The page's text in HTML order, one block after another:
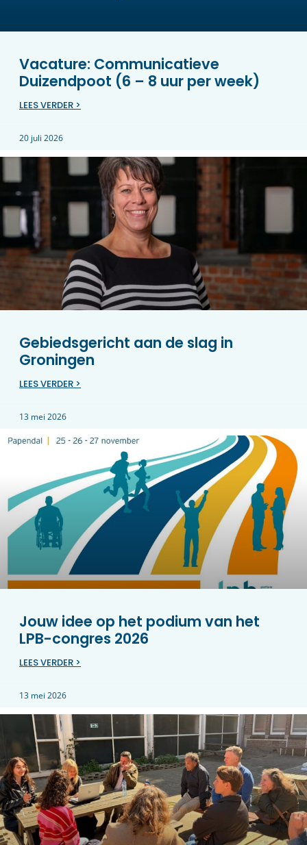
Vacature: Communicatieve
Duizendpoot (6 – 8 uur per week)
LEES VERDER >
20 juli 2026
Gebiedsgericht aan de slag in
Groningen
LEES VERDER >
13 mei 2026
Jouw idee op het podium van het
LPB-congres 2026
LEES VERDER >
13 mei 2026